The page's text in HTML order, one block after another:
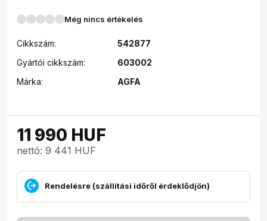
Még nincs értékelés
Cikkszám:
542877
Gyártói cikkszám:
603002
Márka:
AGFA
11 990 HUF
nettó: 9 441 HUF
Rendelésre (szállítási időről érdeklődjön)